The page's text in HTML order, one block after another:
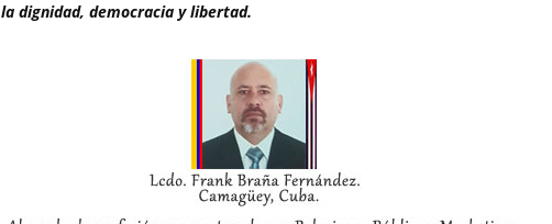
la dignidad, democracia y libertad.